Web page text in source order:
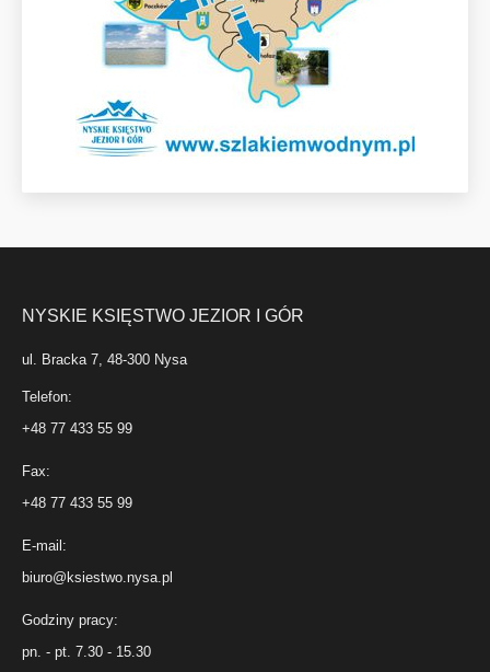
NYSKIE KSIĘSTWO JEZIOR I GÓR
ul. Bracka 7, 48-300 Nysa
Telefon:
+48 77 433 55 99
Fax:
+48 77 433 55 99
E-mail:
biuro@ksiestwo.nysa.pl
Godziny pracy:
pn. - pt. 7.30 - 15.30